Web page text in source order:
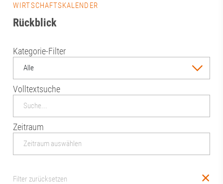
WIRTSCHAFTSKALENDER
Rückblick
Kategorie-Filter
Alle
Volltextsuche
Zeitraum
Filter zurücksetzen